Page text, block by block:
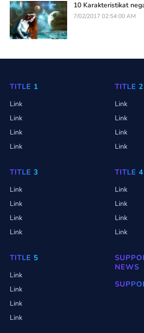
10 Karakteristikat
7/02/2017 02:54:00 AM
TITLE 1
Link
Link
Link
Link
TITLE 2
Link
Link
Link
Link
TITLE 3
Link
Link
Link
Link
TITLE 4
Link
Link
Link
Link
TITLE 5
Link
Link
Link
Link
NEWS